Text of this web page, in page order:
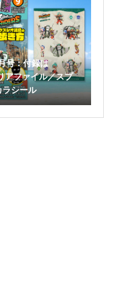
号：付録は
アファイル／スプ
ラシール